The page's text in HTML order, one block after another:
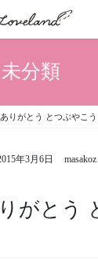
未分類
りがとう とつぶやこう
年3月6日 masakoz
がとう